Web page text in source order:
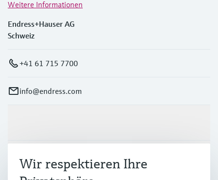
Weitere Informationen
Endress+Hauser AG
Schweiz
+41 61 715 7700
info@endress.com
Branchen
Wir respektieren Ihre